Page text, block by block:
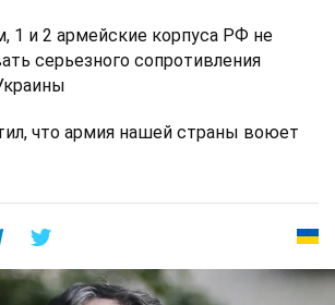
1 и 2 армейские корпуса РФ не
серьезного сопротивления
что армия нашей страны воюет